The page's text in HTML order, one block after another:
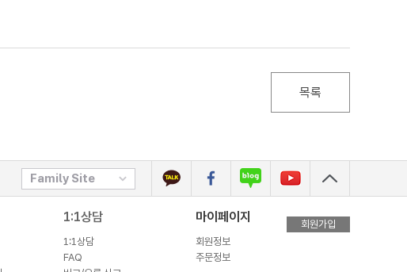
목록
Family Site
1:1상담
1:1상담
FAQ
마이페이지
회원정보
주문정보
회원가입